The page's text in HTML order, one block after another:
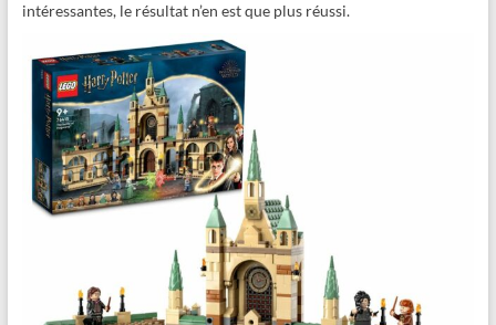
intéressantes, le résultat n’en est que plus réussi.